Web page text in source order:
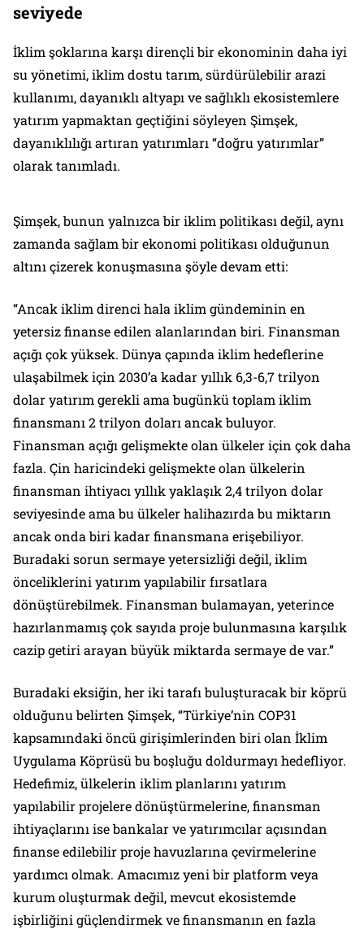
seviyede
İklim şoklarına karşı dirençli bir ekonominin daha iyi
su yönetimi, iklim dostu tarım, sürdürülebilir arazi
kullanımı, dayanıklı altyapı ve sağlıklı ekosistemlere
yatırım yapmaktan geçtiğini söyleyen Şimşek,
dayanıklılığı artıran yatırımları “doğru yatırımlar”
olarak tanımladı.
Şimşek, bunun yalnızca bir iklim politikası değil, aynı
zamanda sağlam bir ekonomi politikası olduğunun
altını çizerek konuşmasına şöyle devam etti:
“Ancak iklim direnci hala iklim gündeminin en
yetersiz finanse edilen alanlarından biri. Finansman
açığı çok yüksek. Dünya çapında iklim hedeflerine
ulaşabilmek için 2030’a kadar yıllık 6,3-6,7 trilyon
dolar yatırım gerekli ama bugünkü toplam iklim
finansmanı 2 trilyon doları ancak buluyor.
Finansman açığı gelişmekte olan ülkeler için çok daha
fazla. Çin haricindeki gelişmekte olan ülkelerin
finansman ihtiyacı yıllık yaklaşık 2,4 trilyon dolar
seviyesinde ama bu ülkeler halihazırda bu miktarın
ancak onda biri kadar finansmana erişebiliyor.
Buradaki sorun sermaye yetersizliği değil, iklim
önceliklerini yatırım yapılabilir fırsatlara
dönüştürebilmek. Finansman bulamayan, yeterince
hazırlanmamış çok sayıda proje bulunmasına karşılık
cazip getiri arayan büyük miktarda sermaye de var.”
Buradaki eksiğin, her iki tarafı buluşturacak bir köprü
olduğunu belirten Şimşek, “Türkiye’nin COP31
kapsamındaki öncü girişimlerinden biri olan İklim
Uygulama Köprüsü bu boşluğu doldurmayı hedefliyor.
Hedefimiz, ülkelerin iklim planlarını yatırım
yapılabilir projelere dönüştürmelerine, finansman
ihtiyaçlarını ise bankalar ve yatırımcılar açısından
finanse edilebilir proje havuzlarına çevirmelerine
yardımcı olmak. Amacımız yeni bir platform veya
kurum oluşturmak değil, mevcut ekosistemde
işbirliğini güçlendirmek ve finansmanın en fazla